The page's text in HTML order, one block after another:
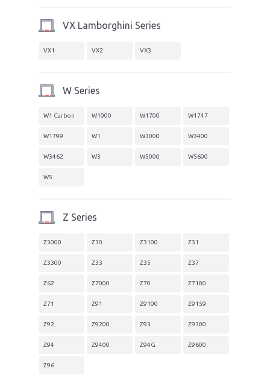
VX Lamborghini Series
VX1 VX2 VX3
W Series
W1 Carbon W1000 W1700 W1747
W1799 W1 W3000 W3400
W3462 W3 W5000 W5600
W5
Z Series
Z3000 Z30 Z3100 Z31
Z3300 Z33 Z35 Z37
Z62 Z7000 Z70 Z7100
Z71 Z91 Z9100 Z9159
Z92 Z9200 Z93 Z9300
Z94 Z9400 Z94G Z9600
Z96